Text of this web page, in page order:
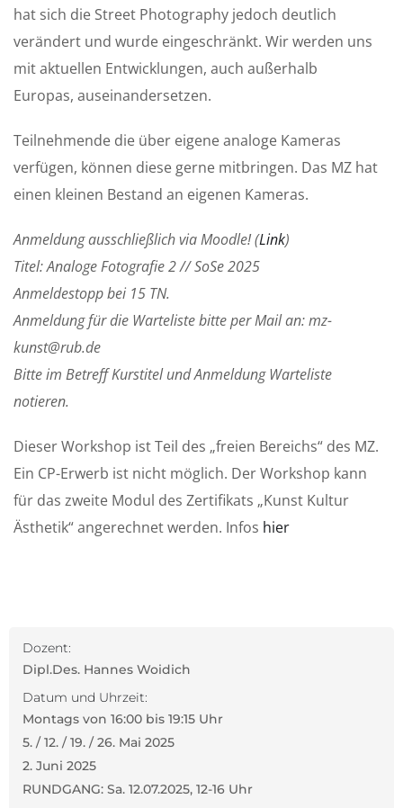
hat sich die Street Photography jedoch deutlich
verändert und wurde eingeschränkt. Wir werden uns
mit aktuellen Entwicklungen, auch außerhalb
Europas, auseinandersetzen.
Teilnehmende die über eigene analoge Kameras
verfügen, können diese gerne mitbringen. Das MZ hat
einen kleinen Bestand an eigenen Kameras.
Anmeldung ausschließlich via Moodle! (Link)
Titel: Analoge Fotografie 2 // SoSe 2025
Anmeldestopp bei 15 TN.
Anmeldung für die Warteliste bitte per Mail an: mz-
kunst@rub.de
Bitte im Betreff Kurstitel und Anmeldung Warteliste
notieren.
Dieser Workshop ist Teil des „freien Bereichs“ des MZ.
Ein CP-Erwerb ist nicht möglich. Der Workshop kann
für das zweite Modul des Zertifikats „Kunst Kultur
Ästhetik“ angerechnet werden. Infos hier
Dozent:
Dipl.Des. Hannes Woidich
Datum und Uhrzeit:
Montags von 16:00 bis 19:15 Uhr
5. / 12. / 19. / 26. Mai 2025
2. Juni 2025
RUNDGANG: Sa. 12.07.2025, 12-16 Uhr